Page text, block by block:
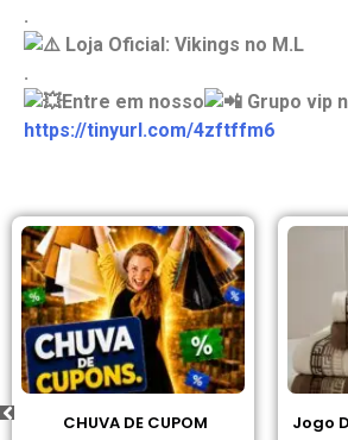
.
Loja Oficial: Vikings no M.L
.
Entre em nosso
Grupo vip
https://tinyurl.com/4zftffm6
CHUVA DE CUPOM Jogo